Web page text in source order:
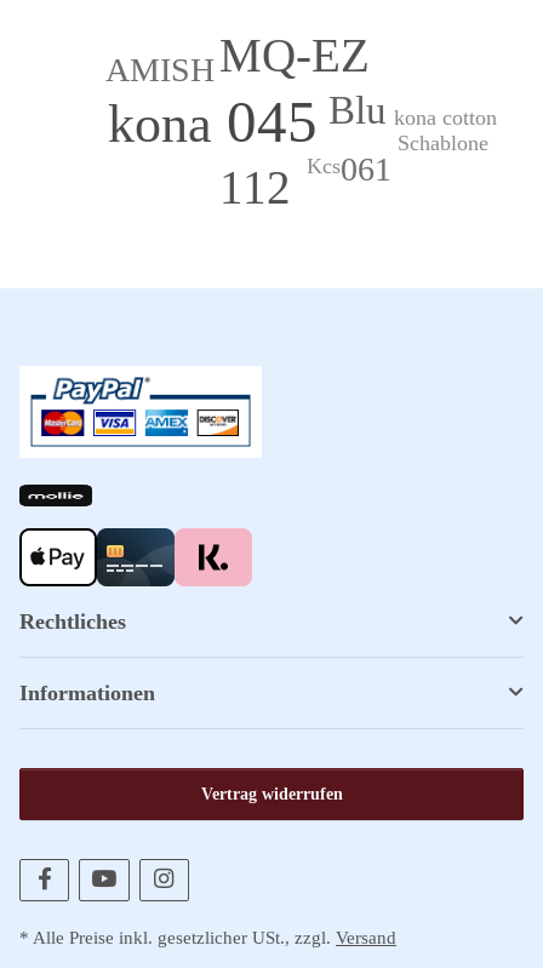
045
kona
MQ-EZ
112
Blu
AMISH
061
Kcs
Schablone
kona cotton
Rechtliches
Informationen
Vertrag widerrufen
* Alle Preise inkl. gesetzlicher USt., zzgl. Versand